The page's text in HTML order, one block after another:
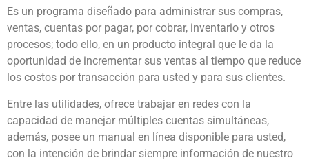
Es un programa diseñado para administrar sus compras,
ventas, cuentas por pagar, por cobrar, inventario y otros
procesos; todo ello, en un producto integral que le da la
oportunidad de incrementar sus ventas al tiempo que reduce
los costos por transacción para usted y para sus clientes.
Entre las utilidades, ofrece trabajar en redes con la
capacidad de manejar múltiples cuentas simultáneas,
además, posee un manual en línea disponible para usted,
con la intención de brindar siempre información de nuestro